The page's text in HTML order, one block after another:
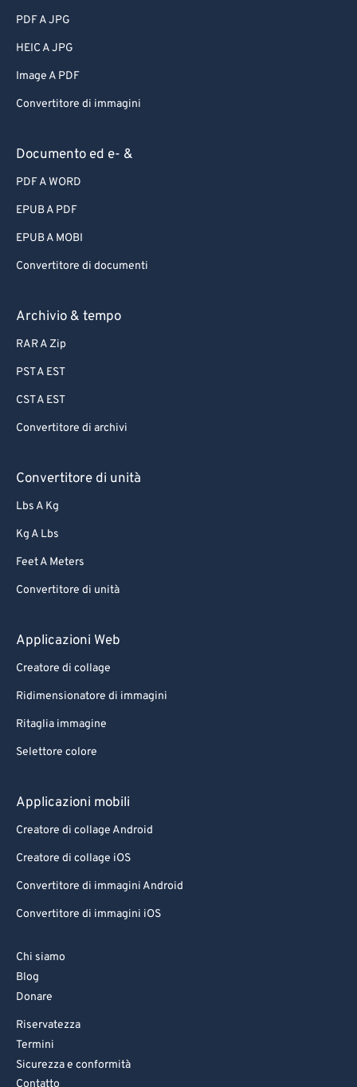
PDF A JPG
HEIC A JPG
Image A PDF
Convertitore di immagini
Documento ed e- &
PDF A WORD
EPUB A PDF
EPUB A MOBI
Convertitore di documenti
Archivio & tempo
RAR A Zip
PST A EST
CST A EST
Convertitore di archivi
Convertitore di unità
Lbs A Kg
Kg A Lbs
Feet A Meters
Convertitore di unità
Applicazioni Web
Creatore di collage
Ridimensionatore di immagini
Ritaglia immagine
Selettore colore
Applicazioni mobili
Creatore di collage Android
Creatore di collage iOS
Convertitore di immagini Android
Convertitore di immagini iOS
Chi siamo
Blog
Donare
Riservatezza
Termini
Sicurezza e conformità
Contatto